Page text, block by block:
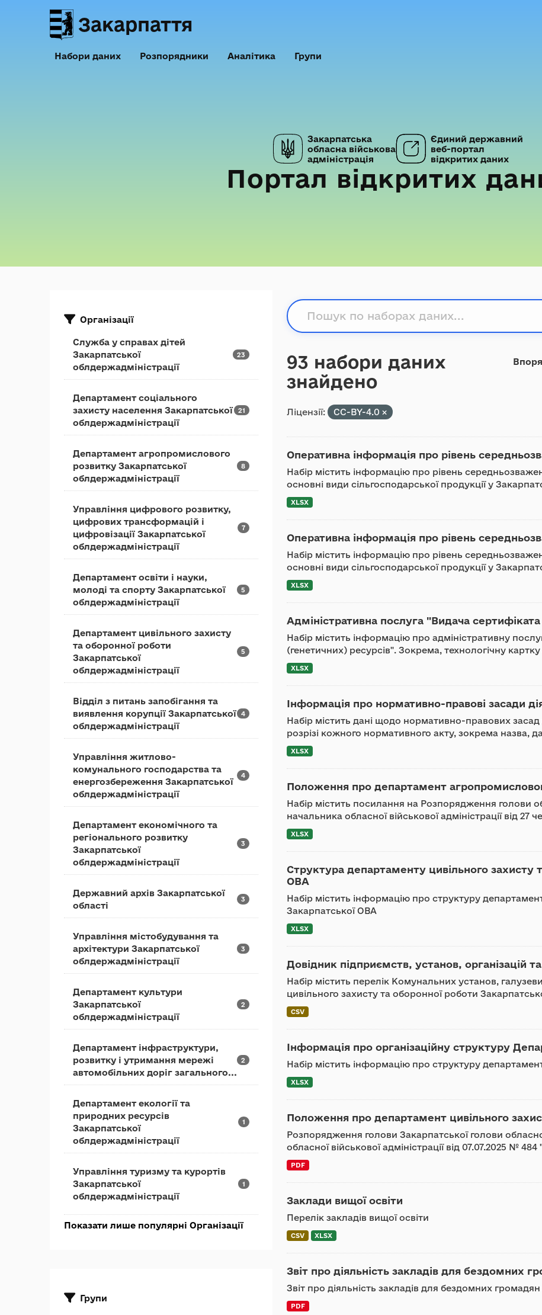
Закарпаття
Набори даних Розпорядники Аналітика Групи
Закарпатська
обласна військова
адміністрація
Єдиний державний
веб-портал
відкритих даних
Портал відкритих
Організації
Служба у справах дітей
Закарпатської
облдержадміністрації
23
Департамент соціального
захисту населення Закарпатської
облдержадміністрації
21
Департамент агропромислового
розвитку Закарпатської
облдержадміністрації
8
Управління цифрового розвитку,
цифрових трансформацій і
цифровізації Закарпатської
облдержадміністрації
7
Департамент освіти і науки,
молоді та спорту Закарпатської
облдержадміністрації
5
Департамент цивільного захисту
та оборонної роботи
Закарпатської
облдержадміністрації
5
Відділ з питань запобігання та
виявлення корупції Закарпатської
облдержадміністрації
4
Управління житлово-
комунального господарства та
енергозбереження Закарпатської
облдержадміністрації
4
Департамент економічного та
регіонального розвитку
Закарпатської
облдержадміністрації
3
Державний архів Закарпатської
області
3
Управління містобудування та
архітектури Закарпатської
облдержадміністрації
3
Департамент культури
Закарпатської
облдержадміністрації
2
Департамент інфраструктури,
розвитку і утримання мережі
автомобільних доріг загального...
2
Департамент екології та
природних ресурсів
Закарпатської
облдержадміністрації
1
Управління туризму та курортів
Закарпатської
облдержадміністрації
1
Показати лише популярні Організації
Групи
93 набори даних
знайдено
Ліцензії: CC-BY-4.0
Оперативна інформація про рівень
Набір містить інформацію про рівень
основні види сільгосподарської продукції у
XLSX
Оперативна інформація про рівень
Набір містить інформацію про рівень
основні види сільгосподарської продукції у
XLSX
Адміністративна послуга "Видача
Набір містить інформацію про адміністративну
(генетичних) ресурсів". Зокрема, технологічну
XLSX
Інформація про нормативно-правові засади
Набір містить дані щодо нормативно-правових засад
розрізі кожного нормативного акту, зокрема назва,
XLSX
Положення про департамент
Набір містить посилання на Розпорядження голови
начальника обласної військової адміністрації від
XLSX
Структура департаменту цивільного захисту
ОВА
Набір містить інформацію про структуру
Закарпатської ОВА
XLSX
Довідник підприємств, установ, організацій
Набір містить перелік Комунальних установ,
цивільного захисту та оборонної роботи
CSV
Інформація про організаційну структуру
Набір містить інформацію про структуру
XLSX
Положення про департамент цивільного
Розпорядження голови Закарпатської голови
обласної військової адміністрації від 07.07.2025 №
PDF
Заклади вищої освіти
Перелік закладів вищої освіти
CSV XLSX
Звіт про діяльність закладів для бездомних
Звіт про діяльність закладів для бездомних громадян
PDF